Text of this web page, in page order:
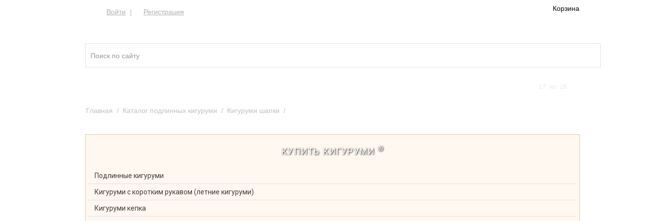
Войти Регистрация Корзина
Оплата и доставка кигуруми
Главная / Каталог подлинных кигуруми / Кигуруми шапки /
17 из 26
КУПИТЬ КИГУРУМИ ®
Подлинные кигуруми
Кигуруми с коротким рукавом (летние кигуруми)
Кигуруми кепка